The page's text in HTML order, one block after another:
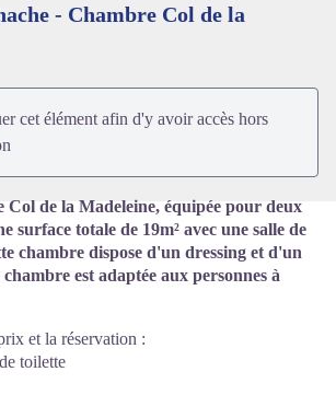
- Chambre Col de la
cet élément afin d'y avoir accès hors
de la Madeleine, équipée pour deux
surface totale de 19m² avec une salle de
chambre dispose d'un dressing et d'un
est adaptée aux personnes à
et la réservation :
toilette